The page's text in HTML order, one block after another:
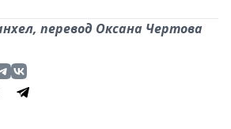
перевод Оксана Чертова